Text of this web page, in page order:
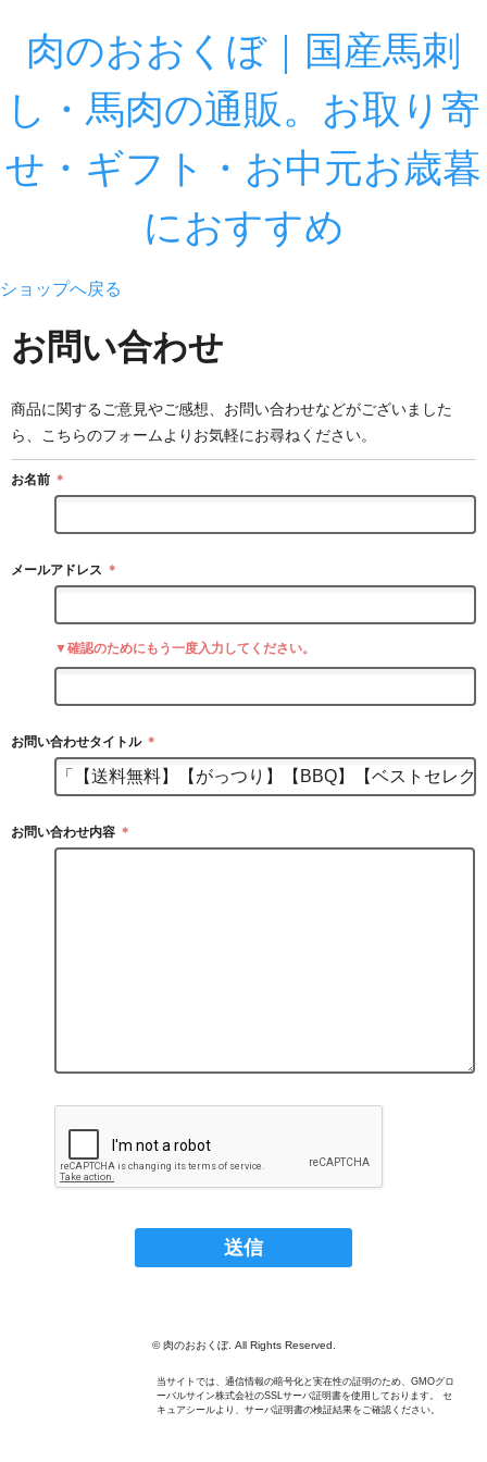
肉のおおくぼ｜国産馬刺
し・馬肉の通販。お取り寄
せ・ギフト・お中元お歳暮
におすすめ
ショップへ戻る
お問い合わせ
商品に関するご意見やご感想、お問い合わせなどがございました
ら、こちらのフォームよりお気軽にお尋ねください。
お名前 ＊
メールアドレス ＊
▼確認のためにもう一度入力してください。
お問い合わせタイトル ＊
お問い合わせ内容 ＊
© 肉のおおくぼ. All Rights Reserved.
当サイトでは、通信情報の暗号化と実在性の証明のため、GMOグロ
ーバルサイン株式会社のSSLサーバ証明書を使用しております。 セ
キュアシールより、サーバ証明書の検証結果をご確認ください。